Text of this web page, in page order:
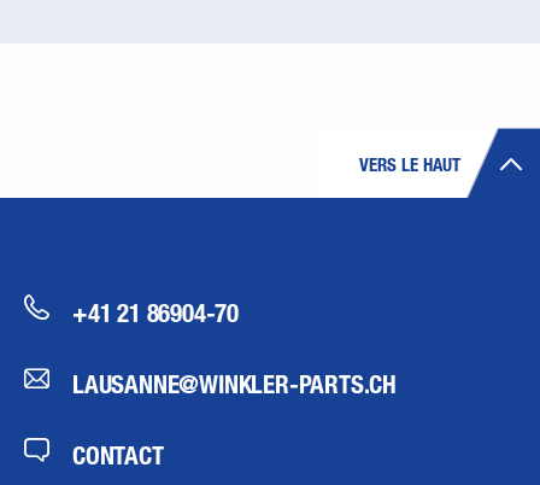
VERS LE HAUT
+41 21 86904-70
LAUSANNE@WINKLER-PARTS.CH
CONTACT